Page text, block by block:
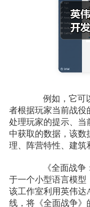
例如，它可以
者根据玩家当前战役
处理玩家的提示、当
中获取的数据，该数
理、阵营特性、建筑
《全面战争：
于一个小型语言模型
该工作室利用英伟达
线，将《全面战争》